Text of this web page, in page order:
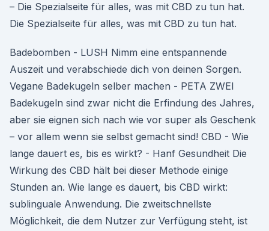
– Die Spezialseite für alles, was mit CBD zu tun hat.
Die Spezialseite für alles, was mit CBD zu tun hat.
Badebomben - LUSH Nimm eine entspannende
Auszeit und verabschiede dich von deinen Sorgen.
Vegane Badekugeln selber machen - PETA ZWEI
Badekugeln sind zwar nicht die Erfindung des Jahres,
aber sie eignen sich nach wie vor super als Geschenk
– vor allem wenn sie selbst gemacht sind! CBD - Wie
lange dauert es, bis es wirkt? - Hanf Gesundheit Die
Wirkung des CBD hält bei dieser Methode einige
Stunden an. Wie lange es dauert, bis CBD wirkt:
sublinguale Anwendung. Die zweitschnellste
Möglichkeit, die dem Nutzer zur Verfügung steht, ist